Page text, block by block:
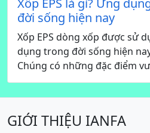
đời sống hiện nay
Xốp EPS dòng xốp được sử
dụng trong đời sống hiện
Chúng có những đặc điểm
GIỚI THIỆU IANFA